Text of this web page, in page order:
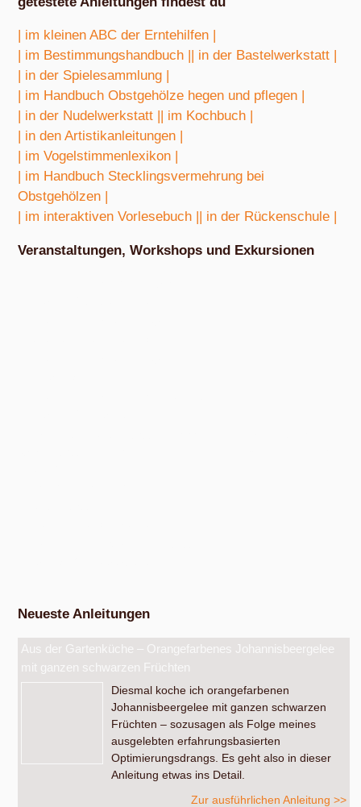
| im kleinen ABC der Erntehilfen |
| im Bestimmungshandbuch |
| in der Bastelwerkstatt |
| in der Spielesammlung |
| im Handbuch Obstgehölze hegen und pflegen |
| in der Nudelwerkstatt |
| im Kochbuch |
| in den Artistikanleitungen |
| im Vogelstimmenlexikon |
| im Handbuch Stecklingsvermehrung bei
Obstgehölzen |
| im interaktiven Vorlesebuch |
| in der Rückenschule |
Veranstaltungen, Workshops und Exkursionen
Neueste Anleitungen
Aus der Gartenküche – Orangefarbenes Johannisbeergelee
mit ganzen schwarzen Früchten
Diesmal koche ich orangefarbenen
Johannisbeergelee mit ganzen schwarzen
Früchten – sozusagen als Folge meines
ausgelebten erfahrungsbasierten
Optimierungsdrangs. Es geht also in dieser
Anleitung etwas ins Detail.
Zur ausführlichen Anleitung >>